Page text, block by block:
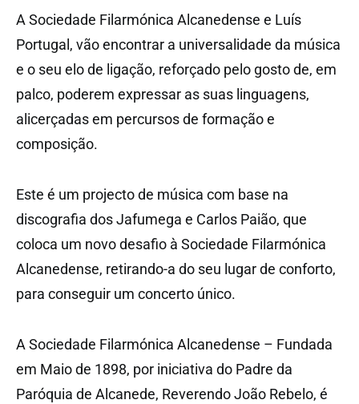
A Sociedade Filarmónica Alcanedense e Luís
Portugal, vão encontrar a universalidade da música
e o seu elo de ligação, reforçado pelo gosto de, em
palco, poderem expressar as suas linguagens,
alicerçadas em percursos de formação e
composição.
Este é um projecto de música com base na
discografia dos Jafumega e Carlos Paião, que
coloca um novo desafio à Sociedade Filarmónica
Alcanedense, retirando-a do seu lugar de conforto,
para conseguir um concerto único.
A Sociedade Filarmónica Alcanedense – Fundada
em Maio de 1898, por iniciativa do Padre da
Paróquia de Alcanede, Reverendo João Rebelo, é